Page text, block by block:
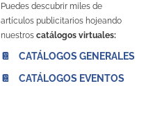
Puedes descubrir miles de
artículos publicitarios hojeando
nuestros catálogos virtuales:
📔 CATÁLOGOS GENERALES
📔 CATÁLOGOS EVENTOS